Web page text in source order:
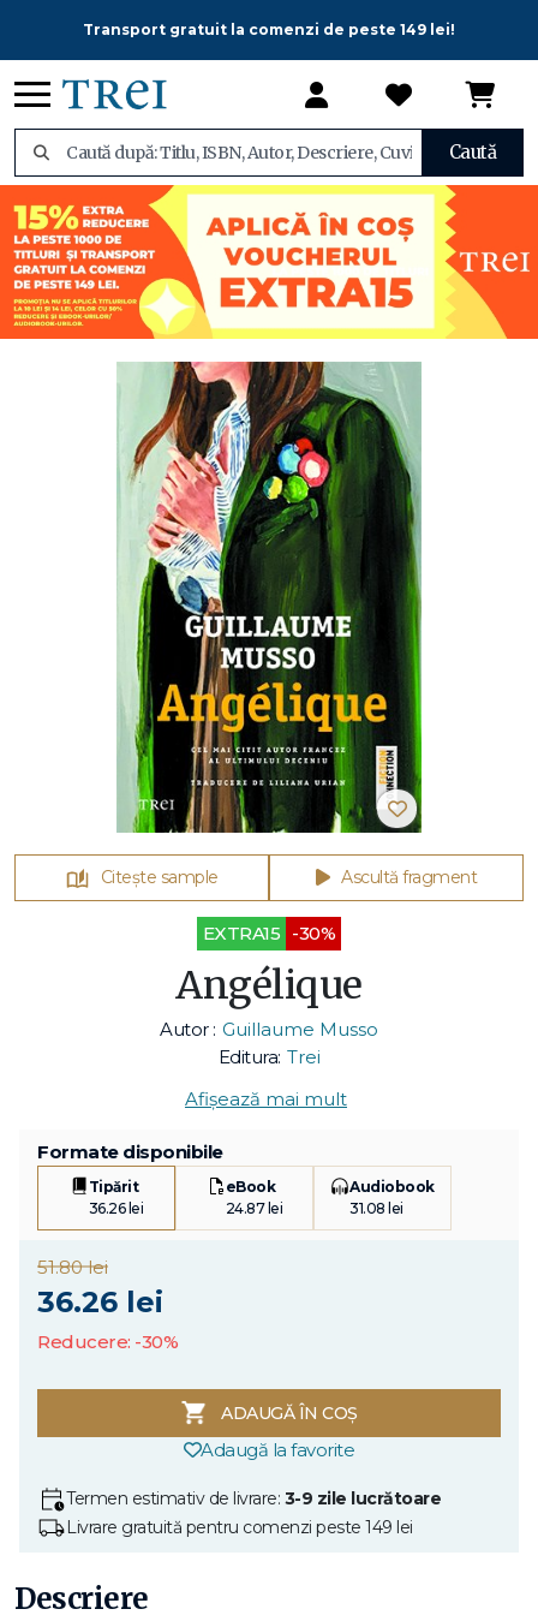
Transport gratuit la comenzi de peste 149 lei!
Caută
Citește sample Ascultă fragment
EXTRA15 -30%
Angélique
Autor : Guillaume Musso
Editura: Trei
Afișează mai mult
Formate disponibile
Tipărit
36.26 lei
eBook
24.87 lei
Audiobook
31.08 lei
51.80 lei
36.26 lei
Reducere: -30%
ADAUGĂ ÎN COȘ
Adaugă la favorite
Termen estimativ de livrare: 3-9 zile lucrătoare
Livrare gratuită pentru comenzi peste 149 lei
Descriere